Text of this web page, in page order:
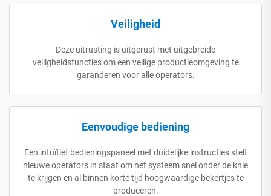
Veiligheid
Deze uitrusting is uitgerust met uitgebreide
veiligheidsfuncties om een veilige productieomgeving te
garanderen voor alle operators.
Eenvoudige bediening
Een intuïtief bedieningspaneel met duidelijke instructies stelt
nieuwe operators in staat om het systeem snel onder de knie
te krijgen en al binnen korte tijd hoogwaardige bekertjes te
produceren.